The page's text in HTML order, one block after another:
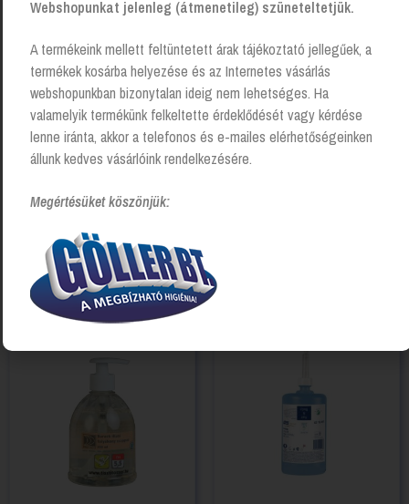
kézkímélő folyékony szappan
érzékeny bőrre – 1000 ml
Login to see prices
Webshopunkat jelenleg (átmenetileg) szüneteltetjük.
A termékeink mellett feltüntetett árak tájékoztató jellegűek, a
termékek kosárba helyezése és az Internetes vásárlás
webshopunkban bizonytalan ideig nem lehetséges. Ha
valamelyik termékünk felkeltette érdeklődését vagy kérdése
lenne iránta, akkor a telefonos és e-mailes elérhetőségeinken
állunk kedves vásárlóink rendelkezésére.
Megértésüket köszönjük: